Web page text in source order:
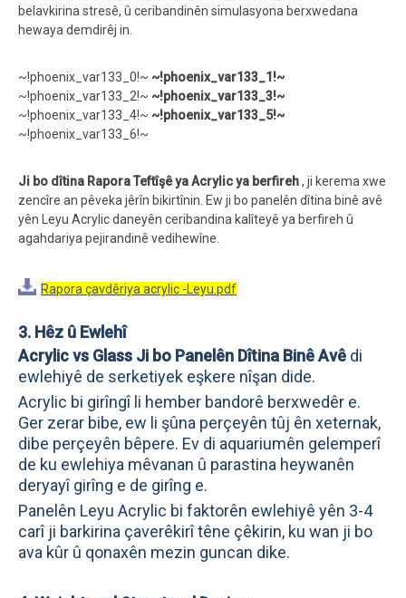
belavkirina stresê, û ceribandinên simulasyona berxwedana
hewaya demdirêj in.
~!phoenix_var133_0!~ ~!phoenix_var133_1!~
~!phoenix_var133_2!~ ~!phoenix_var133_3!~
~!phoenix_var133_4!~ ~!phoenix_var133_5!~
~!phoenix_var133_6!~
Ji bo dîtina Rapora Teftîşê ya Acrylic ya berfireh, ji kerema xwe
zencîre an pêveka jêrîn bikirtînin. Ew ji bo panelên dîtina binê avê
yên Leyu Acrylic daneyên ceribandina kalîteyê ya berfireh û
agahdariya pejirandinê vedihewîne.
Rapora çavdêriya acrylic -Leyu.pdf
3. Hêz û Ewlehî
Acrylic vs Glass Ji bo Panelên Dîtina Binê Avê di
ewlehiyê de serketiyek eşkere nîşan dide.
Acrylic bi girîngî li hember bandorê berxwedêr e.
Ger zerar bibe, ew li şûna perçeyên tûj ên xeternak,
dibe perçeyên bêpere. Ev di aquariumên gelemperî
de ku ewlehiya mêvanan û parastina heywanên
deryayî girîng e de girîng e.
Panelên Leyu Acrylic bi faktorên ewlehiyê yên 3-4
carî ji barkirina çaverêkirî têne çêkirin, ku wan ji bo
ava kûr û qonaxên mezin guncan dike.